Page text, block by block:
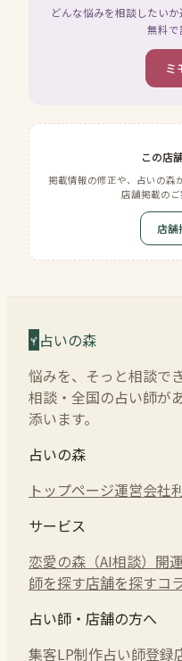
どんな悩みを相談したい
無料で
ミ
この店
掲載情報の修正や、占いの森
店舗掲載のご
店舗
占いの森
悩みを、そっと相談で
相談・全国の占い師が
添います。
占いの森
トップページ運営会社
サービス
恋愛の森（AI相談） 開
師を探す店舗を探すコ
占い師・店舗の方へ
集客LP制作占い師登録